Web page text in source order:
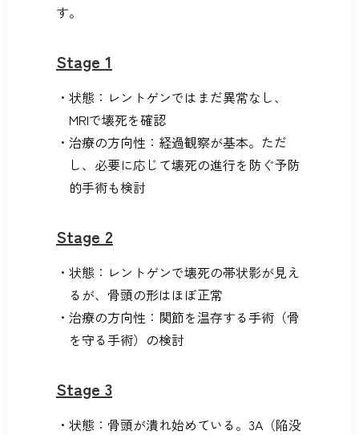
す。
Stage 1
状態：レントゲンではまだ異常なし、
MRIで壊死を確認
治療の方向性：経過観察が基本。ただ
し、必要に応じて壊死の進行を防ぐ予防
的手術も検討
Stage 2
状態：レントゲンで壊死の帯状影が見え
るが、骨頭の形はほぼ正常
治療の方向性：関節を温存する手術（骨
を守る手術）の検討
Stage 3
状態：骨頭が潰れ始めている。3A（陥没